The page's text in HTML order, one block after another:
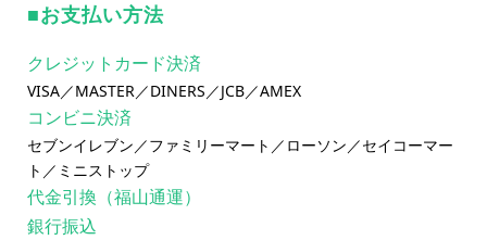
お支払い方法
クレジットカード決済
VISA／MASTER／DINERS／JCB／AMEX
コンビニ決済
セブンイレブン／ファミリーマート／ローソン／セイコーマー
ト／ミニストップ
代金引換（福山通運）
銀行振込